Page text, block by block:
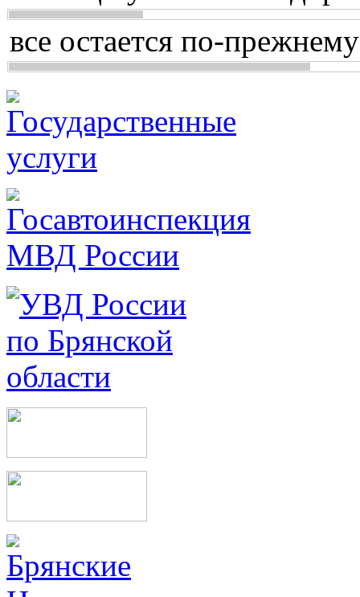
все остается по-